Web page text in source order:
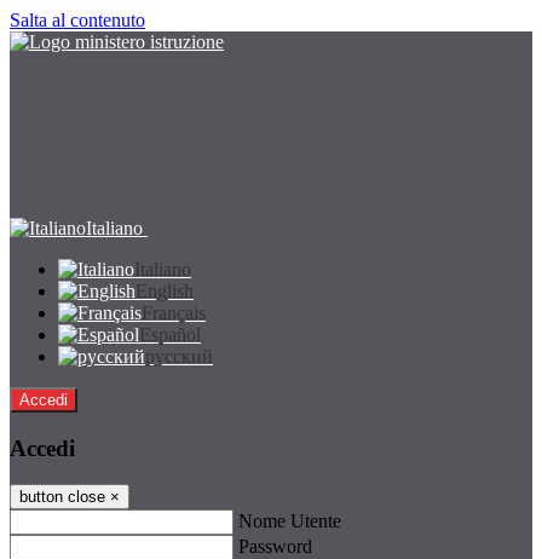
Salta al contenuto
Italiano
Italiano
English
Français
Español
русский
Accedi
Accedi
button close ×
Nome Utente
Password